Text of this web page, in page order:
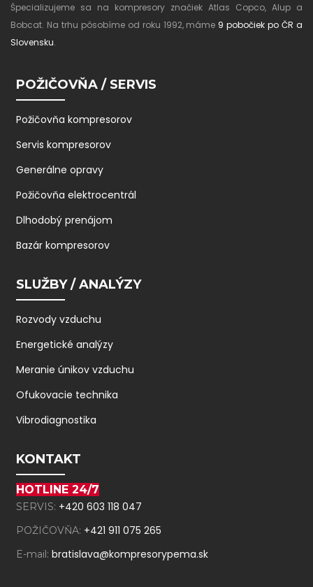
Špecializujeme sa na kompresory značiek Atlas Copco, Alup a
Bobcat. Na trhu pôsobíme od roku 1992, máme 9 pobočiek po ČR a
Slovensku.
POŽIČOVŇA / SERVIS
Požičovňa kompresorov
Servis kompresorov
Generálne opravy
Požičovňa elektrocentrál
Dlhodobý prenájom
Bazár kompresorov
SLUŽBY / ANALÝZY
Rozvody vzduchu
Energetické analýzy
Meranie únikov vzduchu
Ofukovacie technika
Vibrodiagnostika
KONTAKT
HOTLINE 24/7
SERVIS: +420 603 118 047
POŽIČOVŇA: +421 911 075 265
E-mail: bratislava@kompresorypema.sk